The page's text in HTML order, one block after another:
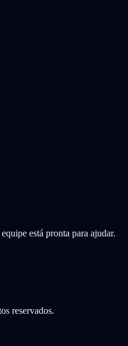
está pronta para ajudar.
reservados.